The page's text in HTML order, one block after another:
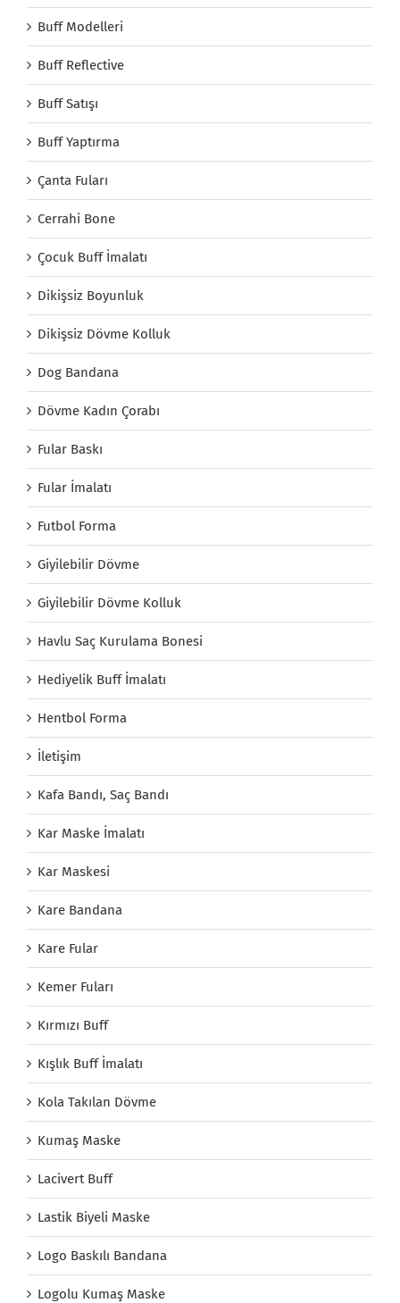
Buff Modelleri
Buff Reflective
Buff Satışı
Buff Yaptırma
Çanta Fuları
Cerrahi Bone
Çocuk Buff İmalatı
Dikişsiz Boyunluk
Dikişsiz Dövme Kolluk
Dog Bandana
Dövme Kadın Çorabı
Fular Baskı
Fular İmalatı
Futbol Forma
Giyilebilir Dövme
Giyilebilir Dövme Kolluk
Havlu Saç Kurulama Bonesi
Hediyelik Buff İmalatı
Hentbol Forma
İletişim
Kafa Bandı, Saç Bandı
Kar Maske İmalatı
Kar Maskesi
Kare Bandana
Kare Fular
Kemer Fuları
Kırmızı Buff
Kışlık Buff İmalatı
Kola Takılan Dövme
Kumaş Maske
Lacivert Buff
Lastik Biyeli Maske
Logo Baskılı Bandana
Logolu Kumaş Maske